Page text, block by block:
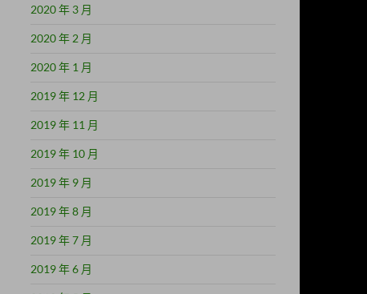
2020 年 3 月
2020 年 2 月
2020 年 1 月
2019 年 12 月
2019 年 11 月
2019 年 10 月
2019 年 9 月
2019 年 8 月
2019 年 7 月
2019 年 6 月